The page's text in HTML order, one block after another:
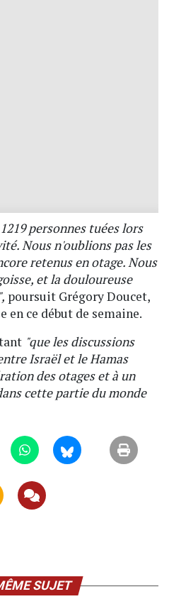
personnes tuées lors
Nous n'oublions pas les
retenus en otage. Nous
et la douloureuse
poursuit Grégory Doucet,
en ce début de semaine.
"que les discussions
Israël et le Hamas
des otages et à un
cette partie du monde
SUJET